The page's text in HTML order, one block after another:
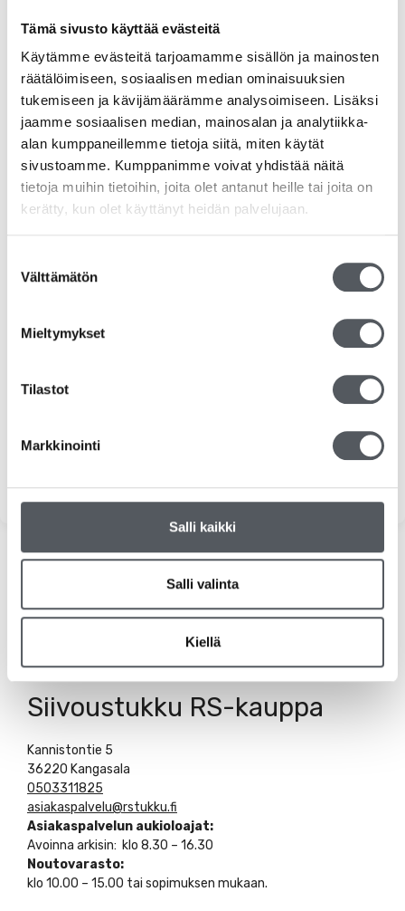
Tämä sivusto käyttää evästeitä
Käytämme evästeitä tarjoamamme sisällön ja mainosten
räätälöimiseen, sosiaalisen median ominaisuuksien
tukemiseen ja kävijämäärämme analysoimiseen. Lisäksi
jaamme sosiaalisen median, mainosalan ja analytiikka-
alan kumppaneillemme tietoja siitä, miten käytät
sivustoamme. Kumppanimme voivat yhdistää näitä
tietoja muihin tietoihin, joita olet antanut heille tai joita on
kerätty, kun olet käyttänyt heidän palvelujaan.
valinta
Välttämätön
Mieltymykset
Tilastot
Markkinointi
Salli kaikki
Salli valinta
Kiellä
Pehmopaperit
Pesuaineet
Ravintolatarvikkeet
RS-tuotteet
Siivousvälineet
Katrin
Tork
Tarjoukset
Siivoustukku RS-kauppa
Kannistontie 5
36220 Kangasala
0503311825
asiakaspalvelu@rstukku.fi
Asiakaspalvelun aukioloajat:
Avoinna arkisin: klo 8.30 – 16.30
Noutovarasto:
klo 10.00 – 15.00 tai sopimuksen mukaan.